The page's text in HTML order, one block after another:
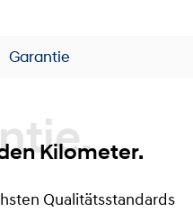
Garantie
Kilometer.
Qualitätsstandards